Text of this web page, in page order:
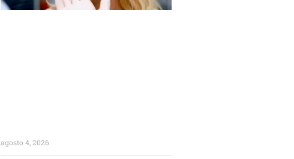
agosto 4, 2026